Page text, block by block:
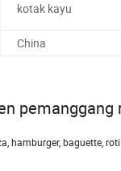
kotak kayu
China
pemanggang
hamburger, baguette,